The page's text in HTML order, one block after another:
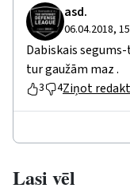
asd.
06.04.2018,
Dabiskais
tur gaužām maz .
3 4Ziņot
Lasi vēl